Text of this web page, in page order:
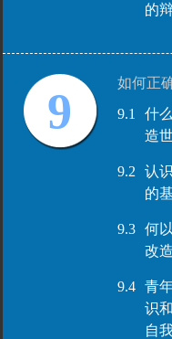
的
9
如何正
9.1
什
造
9.2
认
的
9.3
何
改
9.4
青
识
自